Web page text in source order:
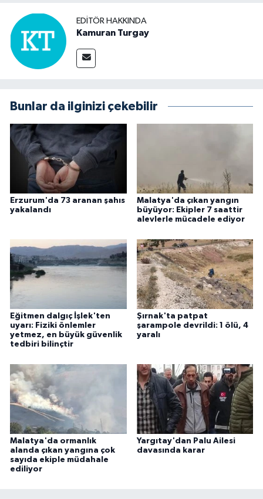
EDITÖR HAKKINDA
Kamuran Turgay
Bunlar da ilginizi çekebilir
Erzurum'da 73 aranan şahıs
yakalandı
Malatya'da çıkan yangın
büyüyor: Ekipler 7 saattir
alevlerle mücadele ediyor
Eğitmen dalgıç İşlek'ten
uyarı: Fiziki önlemler
yetmez, en büyük güvenlik
tedbiri bilinçtir
Şırnak'ta patpat
şarampole devrildi: 1 ölü, 4
yaralı
Malatya'da ormanlık
alanda çıkan yangına çok
sayıda ekiple müdahale
ediliyor
Yargıtay'dan Palu Ailesi
davasında karar